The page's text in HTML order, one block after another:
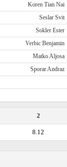
Koren Tian Nai
Seslar Svit
Sokler Ester
Verbic Benjamin
Matko Aljosa
Sporar Andraz
2
8.12